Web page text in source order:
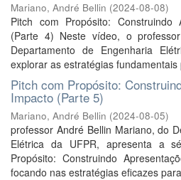
Mariano, André Bellin (2024-08-08)
Pitch com Propósito: Construindo
(Parte 4) Neste vídeo, o
Departamento de Engenharia
explorar as estratégias fundamentais
Pitch com Propósito:
Impacto (Parte 5)
Mariano, André Bellin (2024-08-05)
professor André Bellin Mariano, do
Elétrica da UFPR, apresenta a
Propósito: Construindo
focando nas estratégias eficazes